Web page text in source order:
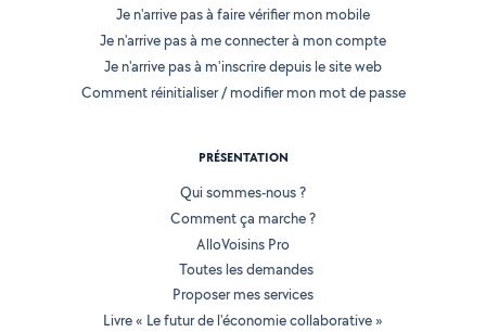
Je n'arrive pas à faire vérifier mon mobile
Je n'arrive pas à me connecter à mon compte
Je n'arrive pas à m'inscrire depuis le site web
Comment réinitialiser / modifier mon mot de passe
PRÉSENTATION
Qui sommes-nous ?
Comment ça marche ?
AlloVoisins Pro
Toutes les demandes
Proposer mes services
Livre « Le futur de l'économie collaborative »